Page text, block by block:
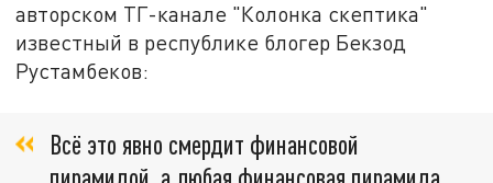
авторском ТГ-канале "Колонка скептика"
известный в республике блогер Бекзод
Рустамбеков:
Всё это явно смердит финансовой